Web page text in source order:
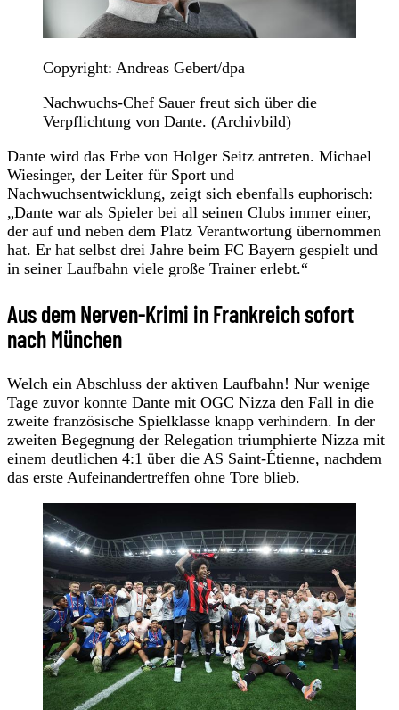
Copyright: Andreas Gebert/dpa
Nachwuchs-Chef Sauer freut sich über die
Verpflichtung von Dante. (Archivbild)
Dante wird das Erbe von Holger Seitz antreten. Michael
Wiesinger, der Leiter für Sport und
Nachwuchsentwicklung, zeigt sich ebenfalls euphorisch:
„Dante war als Spieler bei all seinen Clubs immer einer,
der auf und neben dem Platz Verantwortung übernommen
hat. Er hat selbst drei Jahre beim FC Bayern gespielt und
in seiner Laufbahn viele große Trainer erlebt.“
Aus dem Nerven-Krimi in Frankreich sofort
nach München
Welch ein Abschluss der aktiven Laufbahn! Nur wenige
Tage zuvor konnte Dante mit OGC Nizza den Fall in die
zweite französische Spielklasse knapp verhindern. In der
zweiten Begegnung der Relegation triumphierte Nizza mit
einem deutlichen 4:1 über die AS Saint-Étienne, nachdem
das erste Aufeinandertreffen ohne Tore blieb.